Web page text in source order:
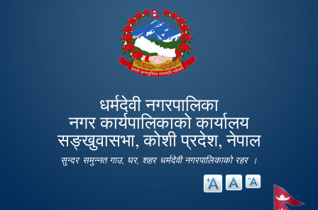
main
content
धर्मदेवी नगरपालिका
नगर कार्यपालिकाको कार्यालय
सङ्खुवासभा, कोशी प्रदेश, नेपाल
सुन्दर समुन्नत गाउ, घर, शहर धर्मदेवी नगरपालिकाको रहर ।